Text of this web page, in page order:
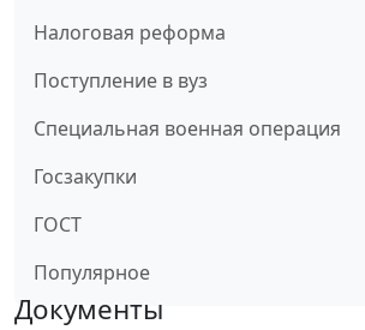
Налоговая реформа
Поступление в вуз
Специальная военная операция
Госзакупки
ГОСТ
Популярное
Документы